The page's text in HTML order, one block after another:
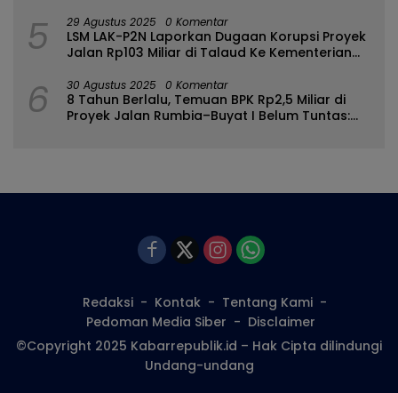
5 29 Agustus 2025 0 Komentar
LSM LAK-P2N Laporkan Dugaan Korupsi Proyek
Jalan Rp103 Miliar di Talaud Ke Kementerian
6 30 Agustus 2025 0 Komentar
8 Tahun Berlalu, Temuan BPK Rp2,5 Miliar di
Proyek Jalan Rumbia–Buyat I Belum Tuntas:
Redaksi Kontak
Tentang Kami
Pedoman Media Siber
Disclaimer
©Copyright 2025 Kabarrepublik.id – Hak Cipta dilindungi
Undang-undang